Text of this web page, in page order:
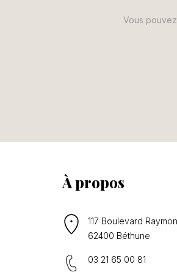
Vous
À propos
117 Boulevard
62400 Béthune
03 21 65 00 81